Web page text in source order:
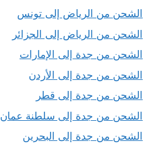
الشحن من الرياض إلى تونس
الشحن من الرياض إلى الجزائر
الشحن من جدة إلى الإمارات
الشحن من جدة إلى الأردن
الشحن من جدة إلى قطر
الشحن من جدة إلى سلطنة عمان
الشحن من جدة إلى البحرين